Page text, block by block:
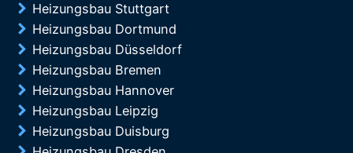
Heizungsbau Stuttgart
Heizungsbau Dortmund
Heizungsbau Düsseldorf
Heizungsbau Bremen
Heizungsbau Hannover
Heizungsbau Leipzig
Heizungsbau Duisburg